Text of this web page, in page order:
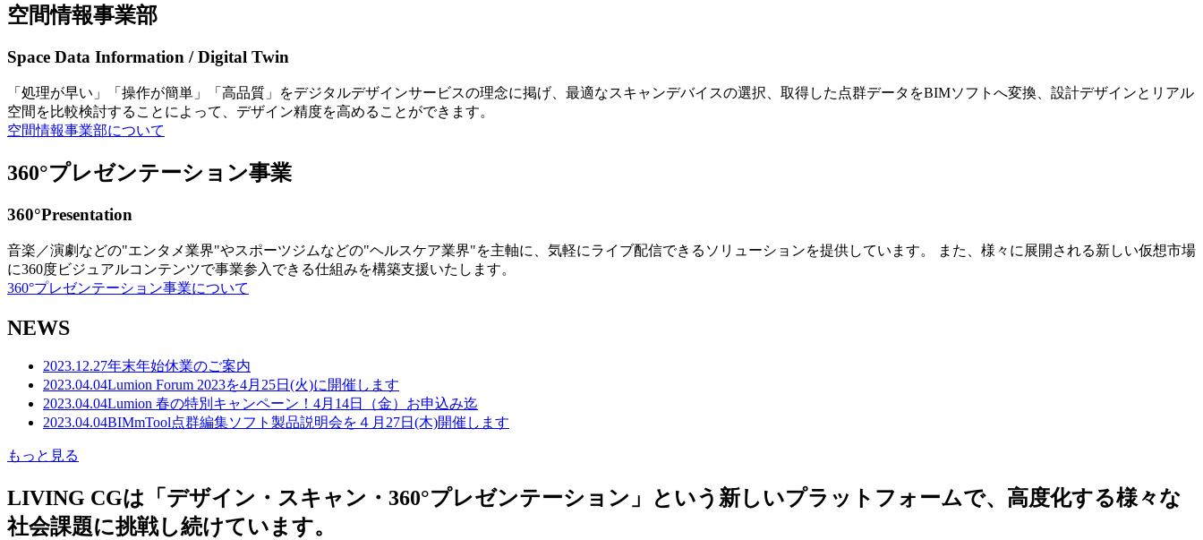
空間情報事業部
Space Data Information / Digital Twin
「処理が早い」「操作が簡単」「高品質」をデジタルデザインサービスの理念に掲げ、最適なスキャンデバイスの選択、取得した点群データをBIMソフトへ変換、設計デザインとリアル
空間を比較検討することによって、デザイン精度を高めることができます。
空間情報事業部について
360°プレゼンテーション事業
360°Presentation
音楽／演劇などの"エンタメ業界"やスポーツジムなどの"ヘルスケア業界"を主軸に、気軽にライブ配信できるソリューションを提供しています。 また、様々に展開される新しい仮想市場
に360度ビジュアルコンテンツで事業参入できる仕組みを構築支援いたします。
360°プレゼンテーション事業について
NEWS
2023.12.27年末年始休業のご案内
2023.04.04Lumion Forum 2023を4月25日(火)に開催します
2023.04.04Lumion 春の特別キャンペーン！4月14日（金）お申込み迄
2023.04.04BIMmTool点群編集ソフト製品説明会を４月27日(木)開催します
もっと見る
LIVING CGは「デザイン・スキャン・360°プレゼンテーション」という新しいプラットフォームで、高度化する様々な
社会課題に挑戦し続けています。